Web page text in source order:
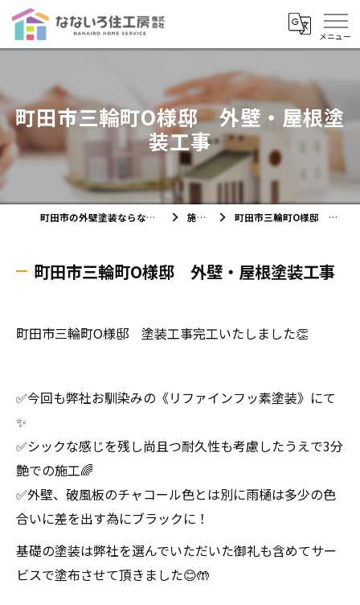
町田市三輪町O様邸 外壁・屋根塗
装工事
町田市の外壁塗装ならなないろ住工房株式会社 施工実績 町田市三輪町O様邸 外壁・屋根塗装工事
町田市三輪町O様邸 外壁・屋根塗装工事
町田市三輪町O様邸 塗装工事完工いたしました👏
✅今回も弊社お馴染みの《リファインフッ素塗装》にて
✨
✅シックな感じを残し尚且つ耐久性も考慮したうえで3分
艶での施工🌈
✅外壁、破風板のチャコール色とは別に雨樋は多少の色
合いに差を出す為にブラックに！
基礎の塗装は弊社を選んでいただいた御礼も含めてサー
ビスで塗布させて頂きました😊🤲